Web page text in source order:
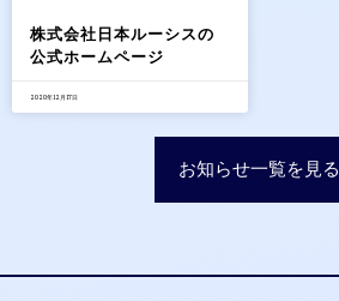
株式会社日本ルーシスの
公式ホームページ
2020年12月17日
お知らせ一覧を見る